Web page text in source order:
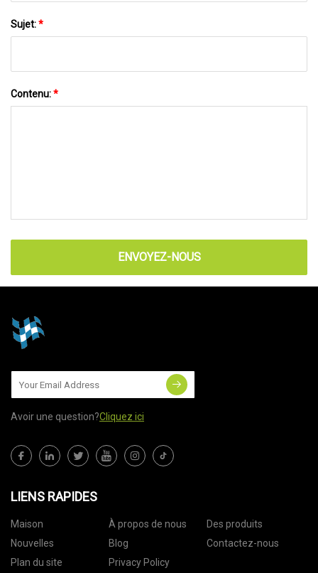
Sujet:*
Contenu:*
ENVOYEZ-NOUS
Avoir une question?Cliquez ici
LIENS RAPIDES
Maison À propos de nous
Des produits
Nouvelles
Blog
Contactez-nous
Plan du site
Privacy Policy